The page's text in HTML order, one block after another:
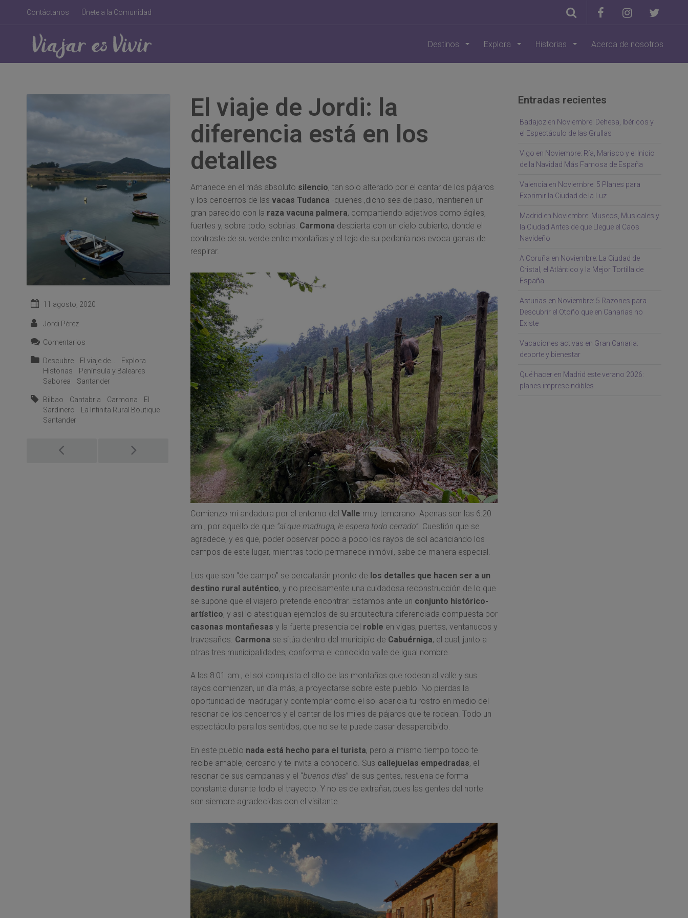
Contáctanos Únete a la Comunidad
Destinos Explora Historias Acerca de nosotros
El viaje de Jordi: la
diferencia está en los
detalles
Amanece en el más absoluto silencio, tan solo alterado por el cantar de los pájaros
y los cencerros de las vacas Tudanca -quienes ,dicho sea de paso, mantienen un
gran parecido con la raza vacuna palmera, compartiendo adjetivos como ágiles,
fuertes y, sobre todo, sobrias. Carmona despierta con un cielo cubierto, donde el
contraste de su verde entre montañas y el teja de su pedanía nos evoca ganas de
respirar.
Comienzo mi andadura por el entorno del Valle muy temprano. Apenas son las 6:20
am., por aquello de que “al que madruga, le espera todo cerrado”. Cuestión que se
agradece, y es que, poder observar poco a poco los rayos de sol acariciando los
campos de este lugar, mientras todo permanece inmóvil, sabe de manera especial.
Los que son “de campo” se percatarán pronto de los detalles que hacen ser a un
destino rural auténtico, y no precisamente una cuidadosa reconstrucción de lo que
se supone que el viajero pretende encontrar. Estamos ante un conjunto histórico-
artístico, y así lo atestiguan ejemplos de su arquitectura diferenciada compuesta por
casonas montañesas y la fuerte presencia del roble en vigas, puertas, ventanucos y
travesaños. Carmona se sitúa dentro del municipio de Cabuérniga, el cual, junto a
otras tres municipalidades, conforma el conocido valle de igual nombre.
A las 8:01 am., el sol conquista el alto de las montañas que rodean al valle y sus
rayos comienzan, un día más, a proyectarse sobre este pueblo. No pierdas la
oportunidad de madrugar y contemplar como el sol acaricia tu rostro en medio del
resonar de los cencerros y el cantar de los miles de pájaros que te rodean. Todo un
espectáculo para los sentidos, que no se te puede pasar desapercibido.
En este pueblo nada está hecho para el turista, pero al mismo tiempo todo te
recibe amable, cercano y te invita a conocerlo. Sus callejuelas empedradas, el
resonar de sus campanas y el “buenos días” de sus gentes, resuena de forma
constante durante todo el trayecto. Y no es de extrañar, pues las gentes del norte
son siempre agradecidas con el visitante.
11 agosto, 2020
Jordi Pérez
Comentarios
Descubre El viaje de...
Explora
Historias
Península y Baleares
Saborea
Santander
Bilbao Cantabria Carmona
El
Sardinero
La Infinita Rural Boutique
Santander
navigation
Entradas recientes
Badajoz en Noviembre: Dehesa, Ibéricos y
el Espectáculo de las Grullas
Vigo en Noviembre: Ría, Marisco y el Inicio
de la Navidad Más Famosa de España
Valencia en Noviembre: 5 Planes para
Exprimir la Ciudad de la Luz
Madrid en Noviembre: Museos, Musicales y
la Ciudad Antes de que Llegue el Caos
Navideño
A Coruña en Noviembre: La Ciudad de
Cristal, el Atlántico y la Mejor Tortilla de
España
Asturias en Noviembre: 5 Razones para
Descubrir el Otoño que en Canarias no
Existe
Vacaciones activas en Gran Canaria:
deporte y bienestar
Qué hacer en Madrid este verano 2026:
planes imprescindibles